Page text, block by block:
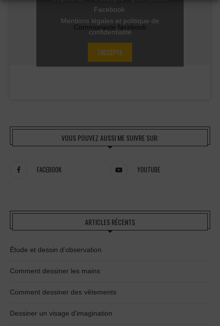
Communauté facebook
Facebook
Mentions légales et politique de
confidentialité
J’ACCEPTE
VOUS POUVEZ AUSSI ME SUIVRE SUR:
FACEBOOK YOUTUBE
ARTICLES RÉCENTS
Étude et dessin d’observation
Comment dessiner les mains
Comment dessiner des vêtements
Dessiner un visage d’imagination